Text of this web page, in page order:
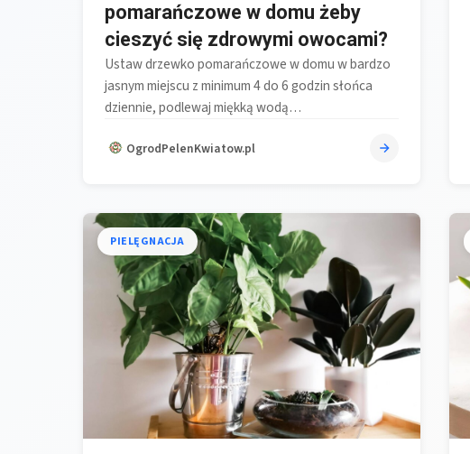
pomarańczowe w domu żeby
cieszyć się zdrowymi owocami?
Ustaw drzewko pomarańczowe w domu w bardzo
jasnym miejscu z minimum 4 do 6 godzin słońca
dziennie, podlewaj miękką wodą…
OgrodPelenKwiatow.pl
PIELĘGNACJA